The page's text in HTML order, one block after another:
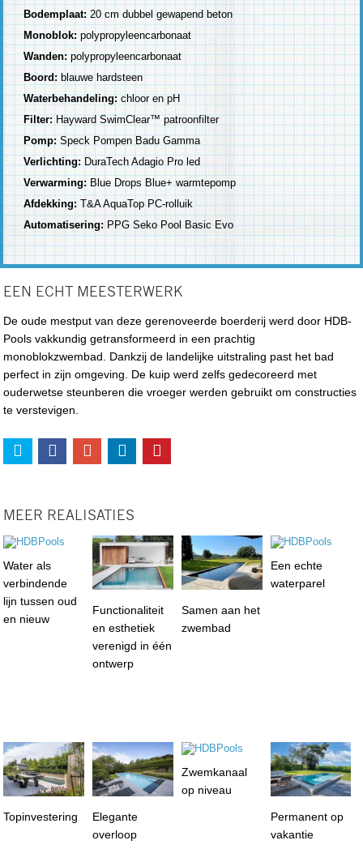
Bodemplaat:20 cm dubbel gewapend beton
Monoblok: polypropyleencarbonaat
Wanden:polypropyleencarbonaat
Boord:blauwe hardsteen
Waterbehandeling:chloor en pH
Filter: Hayward SwimClear™ patroonfilter
Pomp: Speck Pompen Badu Gamma
Verlichting: DuraTech Adagio Pro led
Verwarming:Blue Drops Blue+ warmtepomp
Afdekking:T&A AquaTop PC-rolluik
Automatisering: PPG Seko Pool Basic Evo
EEN ECHT MEESTERWERK
De oude mestput van deze gerenoveerde boerderij werd door HDB-
Pools vakkundig getransformeerd in een prachtig
monoblokzwembad. Dankzij de landelijke uitstraling past het bad
perfect in zijn omgeving. De kuip werd zelfs gedecoreerd met
ouderwetse steunberen die vroeger werden gebruikt om constructies
te verstevigen.
MEER REALISATIES
Water als
verbindende
lijn tussen oud
en nieuw
Functionaliteit
en esthetiek
verenigd in één
ontwerp
Samen aan het
zwembad
Een echte
waterparel
Topinvestering
Elegante
overloop
Zwemkanaal
op niveau
Permanent op
vakantie